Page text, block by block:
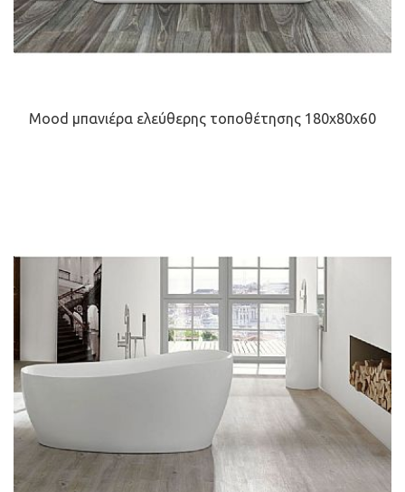
Mood μπανιέρα ελεύθερης τοποθέτησης 180x80x60